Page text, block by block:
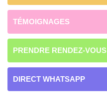
TÉMOIGNAGES
PRENDRE RENDEZ-VOUS
DIRECT WHATSAPP